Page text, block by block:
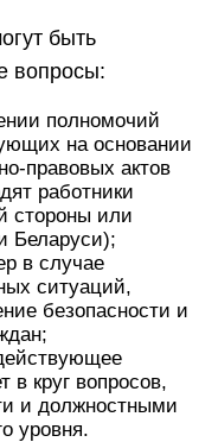
быть
вопросы:
полномочий
на основании
правовых актов
работники
стороны или
Беларуси);
в случае
ситуаций,
безопасности и
в круг вопросов,
и должностными
уровня.